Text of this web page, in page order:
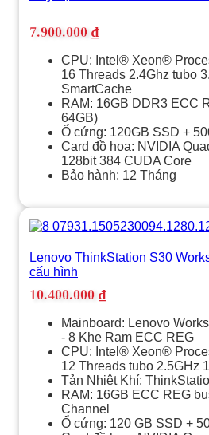
7.900.000 ₫
CPU: Intel® Xeon®
16 Threads 2.4Ghz tubo
SmartCache
RAM: 16GB DDR3 ECC
64GB)
Ổ cứng: 120GB SSD +
Card đồ họa: NVIDIA
128bit 384 CUDA Core
Bảo hành: 12 Tháng
Lenovo ThinkStation S30
cấu hình
10.400.000 ₫
Mainboard: Lenovo
- 8 Khe Ram ECC REG
CPU: Intel® Xeon®
12 Threads tubo 2.5GHz
Tản Nhiệt Khí:
RAM: 16GB ECC REG
Channel
Ổ cứng: 120 GB SSD +